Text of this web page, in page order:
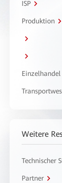
ISP
Produktion
Einzelhandel
Weitere
Technischer
Partner